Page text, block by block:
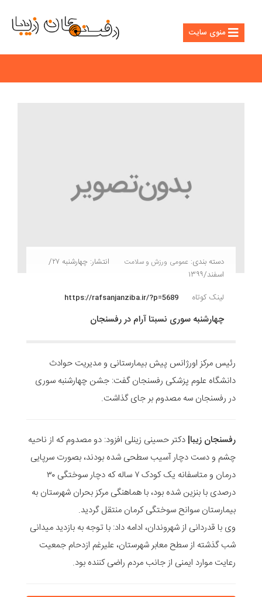
منوی سایت
دسته بندی: عمومی ورزش و سلامت
انتشار: چهارشنبه ۲۷/
اسفند/۱۳۹۹
لینک کوتاه
https://rafsanjanziba.ir/?p=5689
چهارشنبه سوری نسبتا آرام در رفسنجان
رئیس مرکز اورژانس پیش بیمارستانی و مدیریت حوادث
دانشگاه علوم پزشکی رفسنجان گفت: جشن چهارشنبه سوری
در رفسنجان سه مصدوم بر جای گذاشت.
رفسنجان زیبا| دکتر حسینی زینلی افزود: دو‌ مصدوم که از ناحیه
چشم و دست دچار آسیب سطحی شده بودند، بصورت سرپایی
درمان و متاسفانه یک کودک ۷ ساله که دچار سوختگی ۳۰
درصدی با بنزین شده بود، با هماهنگی مرکز بحران شهرستان به
بیمارستان سوانح سوختگی کرمان منتقل گردید.
وی با قدردانی از شهروندان، ادامه داد: با توجه به بازدید میدانی
شب گذشته از سطح معابر شهرستان، علیرغم ازدحام جمعیت
رعایت موارد ایمنی از جانب مردم راضی کننده بود.